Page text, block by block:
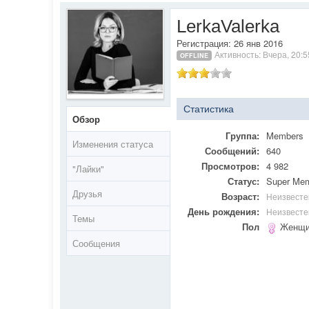
Обзор
Изменения статуса
"Лайки"
Друзья
Темы
Сообщения
LerkaValerka
Регистрация: 26 янв 2016
OFFLINE
Активность: Вчера,
Статистика
Группа: Members
Сообщений: 640
Просмотров: 4 982
Статус: Super
Возраст:
День рождения:
Пол